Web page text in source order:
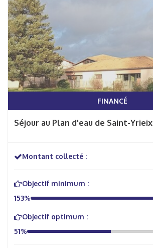
FINANCÉ
Séjour au Plan d'eau de Saint-Yrieix
Montant collecté :
Objectif minimum :
153%
Objectif optimum :
51%